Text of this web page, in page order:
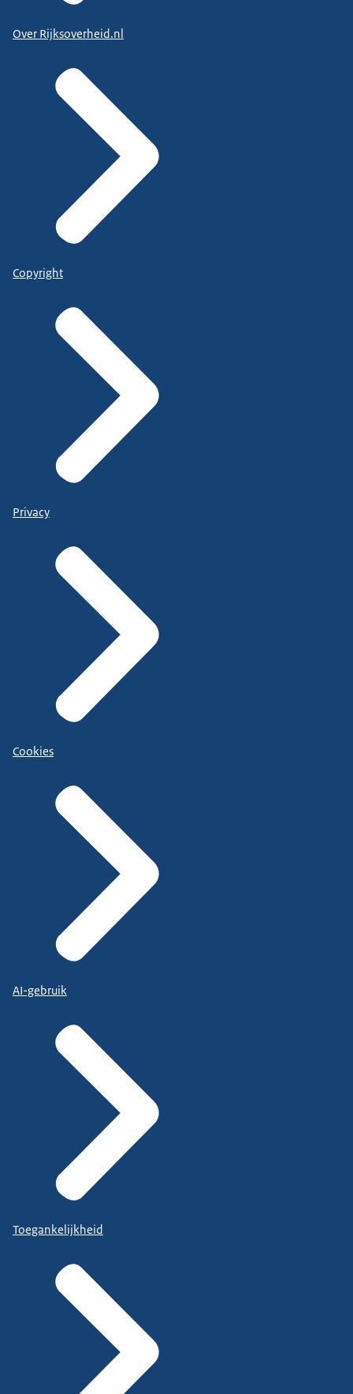
Over Rijksoverheid.nl
Copyright
Privacy
Cookies
AI-gebruik
Toegankelijkheid